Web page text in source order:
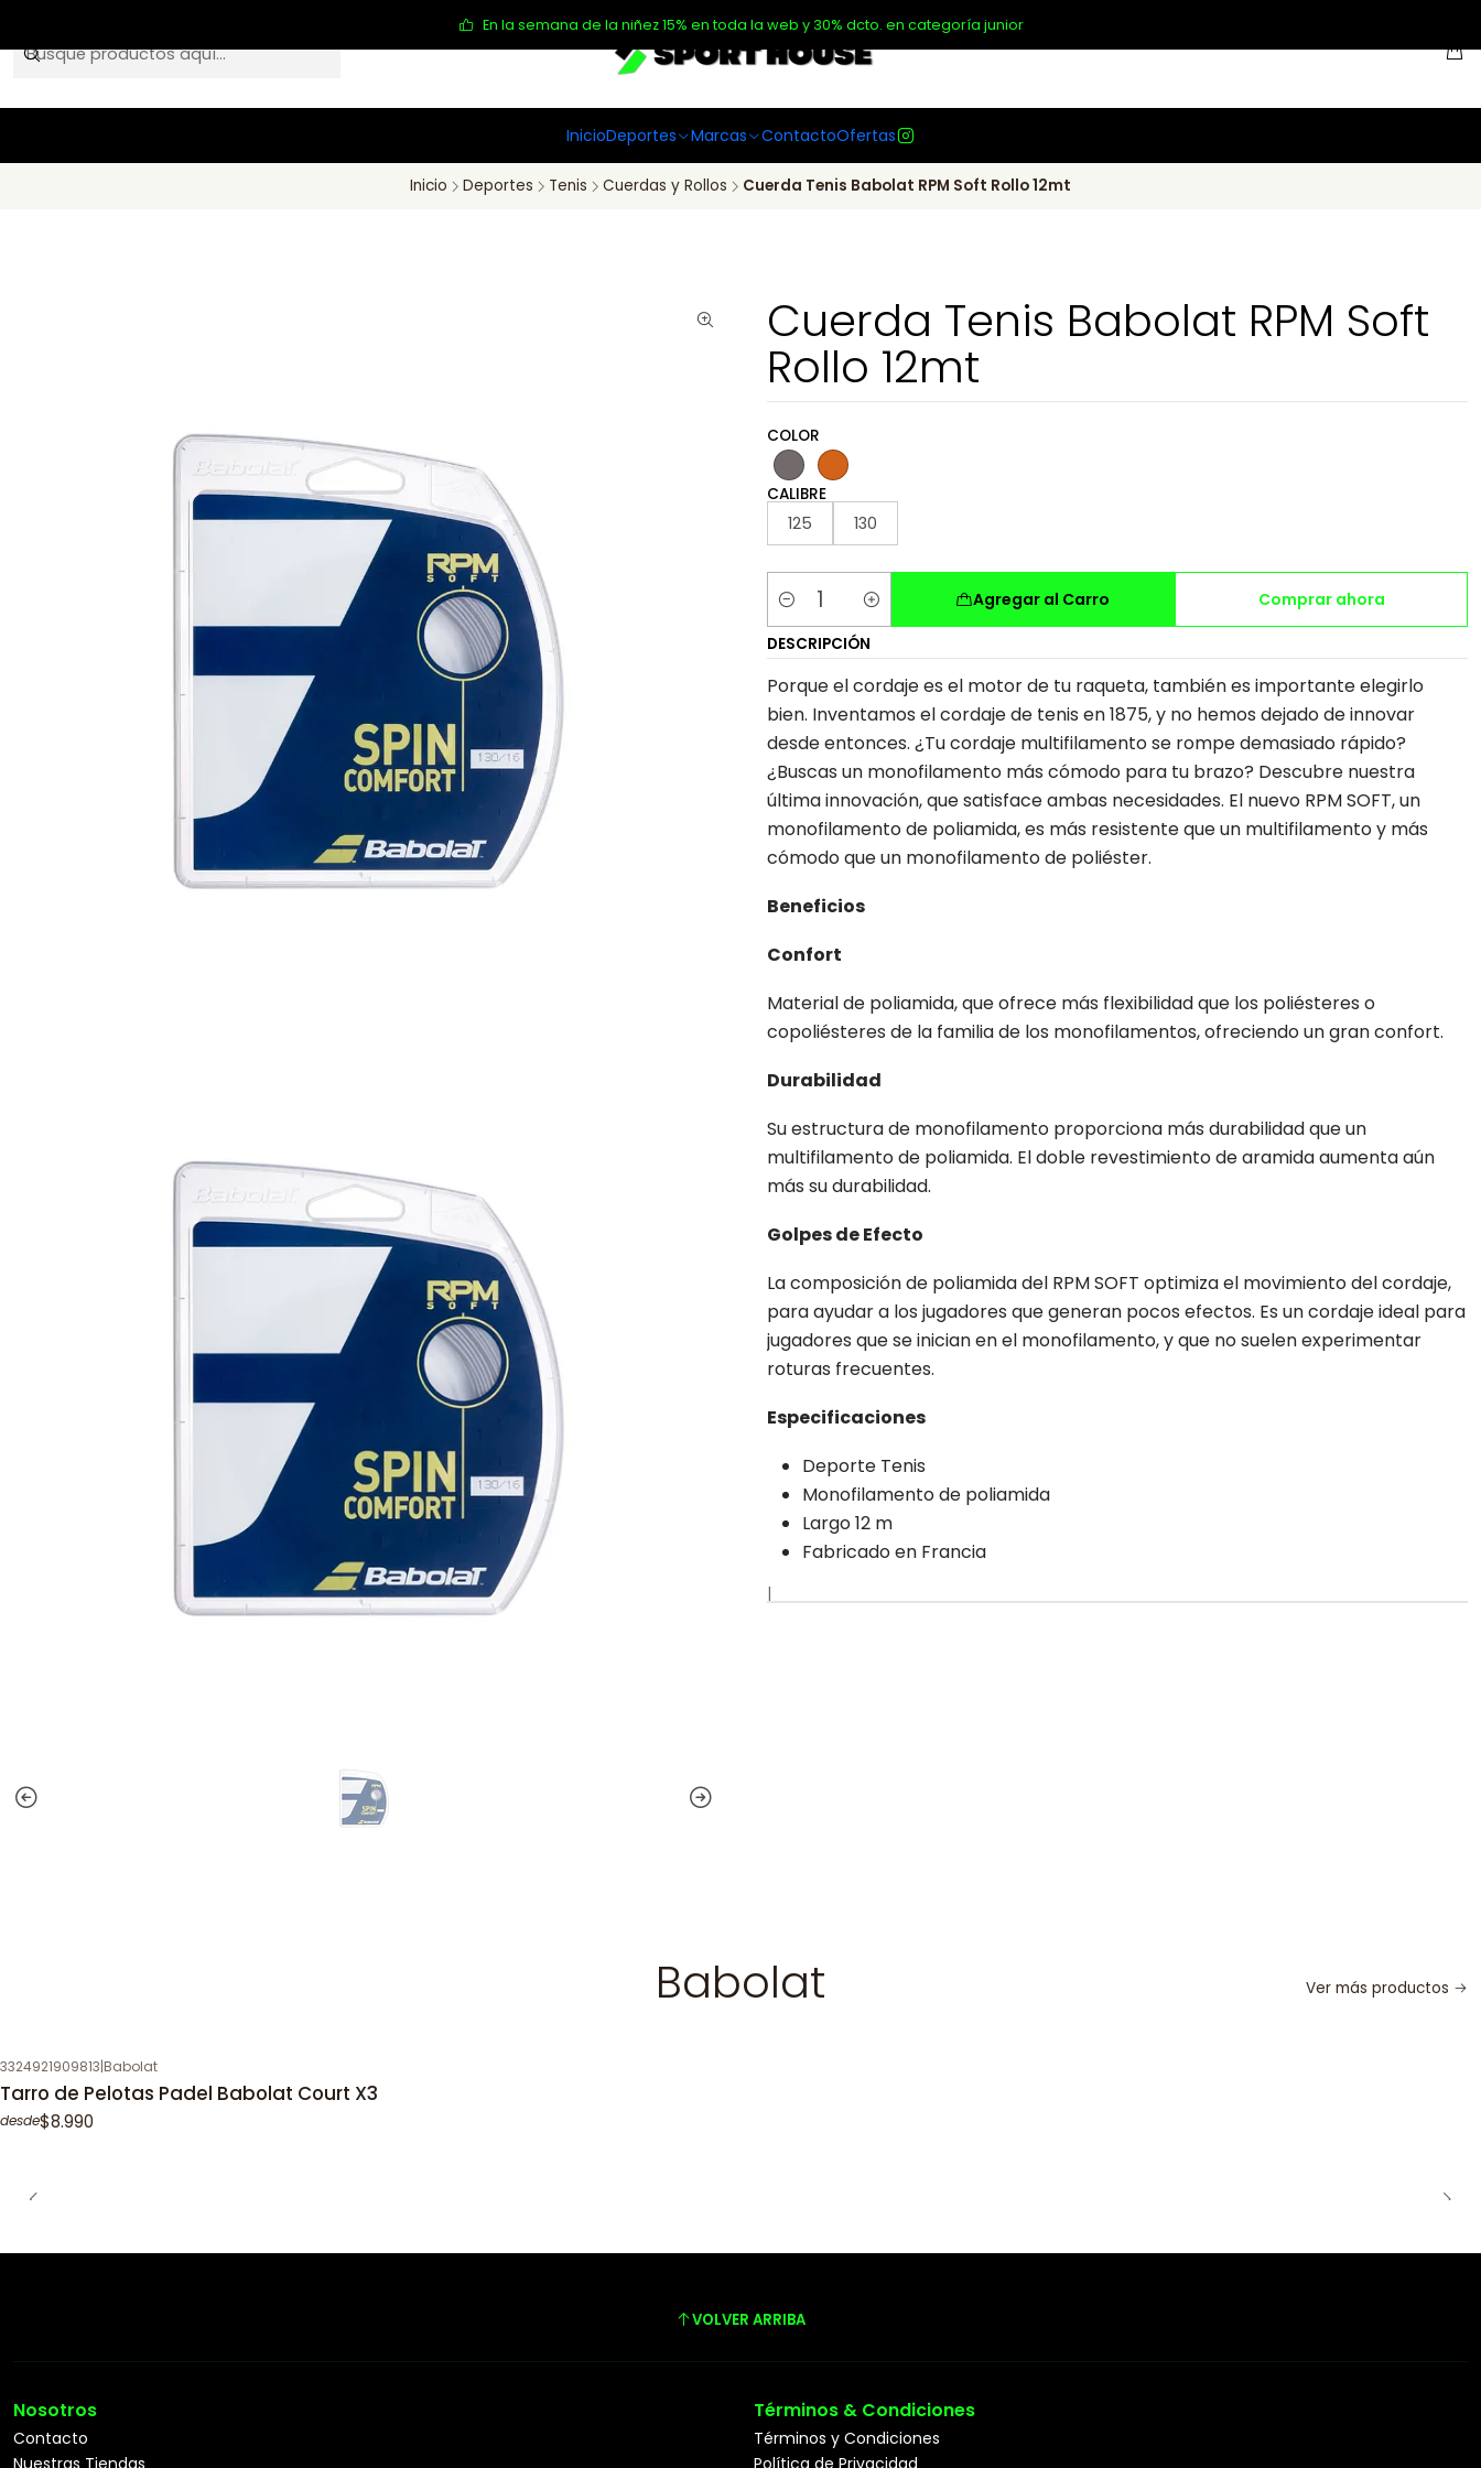
InicioDeportes Marcas ContactoOfertas
En la semana de la niñez 15% en toda la web y 30% dcto. en categoría junior
Inicio Deportes Tenis Cuerdas y Rollos Cuerda Tenis Babolat RPM Soft Rollo 12mt
Cuerda Tenis Babolat RPM Soft
Rollo 12mt
COLOR
CALIBRE
125 130
Cantidad
Agregar al Carro Comprar ahora
DESCRIPCIÓN
Porque el cordaje es el motor de tu raqueta, también es importante elegirlo
bien. Inventamos el cordaje de tenis en 1875, y no hemos dejado de innovar
desde entonces. ¿Tu cordaje multifilamento se rompe demasiado rápido?
¿Buscas un monofilamento más cómodo para tu brazo? Descubre nuestra
última innovación, que satisface ambas necesidades. El nuevo RPM SOFT, un
monofilamento de poliamida, es más resistente que un multifilamento y más
cómodo que un monofilamento de poliéster.
Beneficios
Confort
Material de poliamida, que ofrece más flexibilidad que los poliésteres o
copoliésteres de la familia de los monofilamentos, ofreciendo un gran confort.
Durabilidad
Su estructura de monofilamento proporciona más durabilidad que un
multifilamento de poliamida. El doble revestimiento de aramida aumenta aún
más su durabilidad.
Golpes de Efecto
La composición de poliamida del RPM SOFT optimiza el movimiento del cordaje,
para ayudar a los jugadores que generan pocos efectos. Es un cordaje ideal para
jugadores que se inician en el monofilamento, y que no suelen experimentar
roturas frecuentes.
Especificaciones
Deporte Tenis
Monofilamento de poliamida
Largo 12 m
Fabricado en Francia
|
Babolat Ver más productos
3324921909813|Babolat
Tarro de Pelotas Padel Babolat Court X3
desde$8.990
VOLVER ARRIBA
Nosotros
Contacto
Términos & Condiciones
Términos y Condiciones